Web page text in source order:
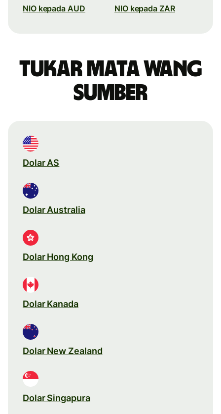
NIO kepada AUD NIO kepada ZAR
Tukar mata wang
sumber
Dolar AS
Dolar Australia
Dolar Hong Kong
Dolar Kanada
Dolar New Zealand
Dolar Singapura